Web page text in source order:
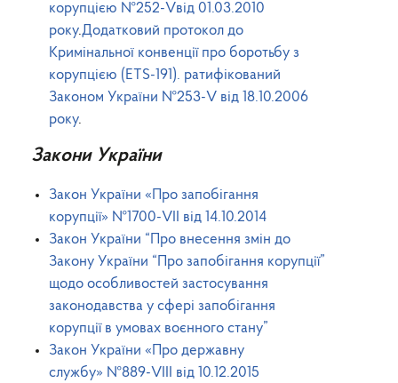
корупцією №252-Vвід 01.03.2010
року.Додатковий протокол до
Кримінальної конвенції про боротьбу з
корупцією (ETS-191). ратифікований
Законом України №253-V від 18.10.2006
року.
Закони України
Закон України «Про запобігання
корупції» №1700-VII
від 14.10.2014
Закон України “ Про внесення змін до
Закону України “Про запобігання корупції”
щодо особливостей застосування
законодавства у сфері запобігання
корупції в умовах воєнного стану”
Закон України «Про державну
службу» №889-VIII
від 10.12.2015